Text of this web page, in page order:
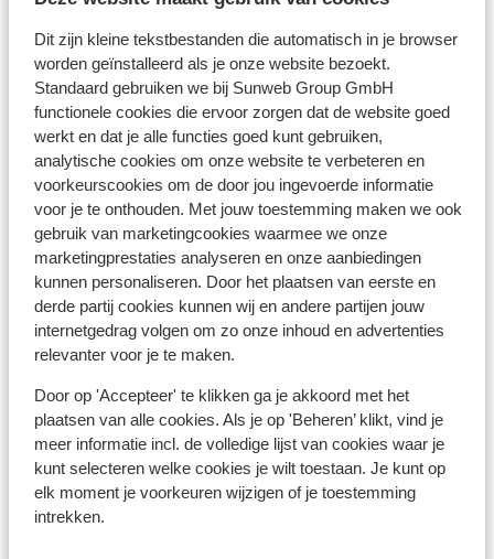
Dit zijn kleine tekstbestanden die automatisch in je browser
worden geïnstalleerd als je onze website bezoekt.
Standaard gebruiken we bij Sunweb Group GmbH
functionele cookies die ervoor zorgen dat de website goed
werkt en dat je alle functies goed kunt gebruiken,
analytische cookies om onze website te verbeteren en
voorkeurscookies om de door jou ingevoerde informatie
voor je te onthouden. Met jouw toestemming maken we ook
gebruik van marketingcookies waarmee we onze
marketingprestaties analyseren en onze aanbiedingen
kunnen personaliseren. Door het plaatsen van eerste en
derde partij cookies kunnen wij en andere partijen jouw
internetgedrag volgen om zo onze inhoud en advertenties
relevanter voor je te maken.
Door op 'Accepteer' te klikken ga je akkoord met het
plaatsen van alle cookies. Als je op 'Beheren’ klikt, vind je
meer informatie incl. de volledige lijst van cookies waar je
kunt selecteren welke cookies je wilt toestaan. Je kunt op
elk moment je voorkeuren wijzigen of je toestemming
intrekken.
Bekijk op kaart
In de buurt
In het centrum
Winkels: 150 m
(Mini)supermarkt: 350 m
Ook interessant voor jou
Andere accommodaties in Tirol
Elisabeth Hotel - Adults only